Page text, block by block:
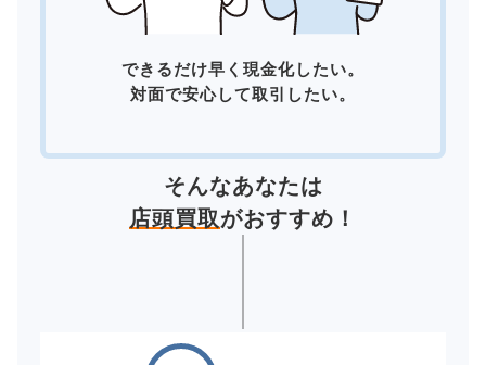
できるだけ早く現金化したい。
対面で安心して取引したい。
そんなあなたは
店頭買取がおすすめ！